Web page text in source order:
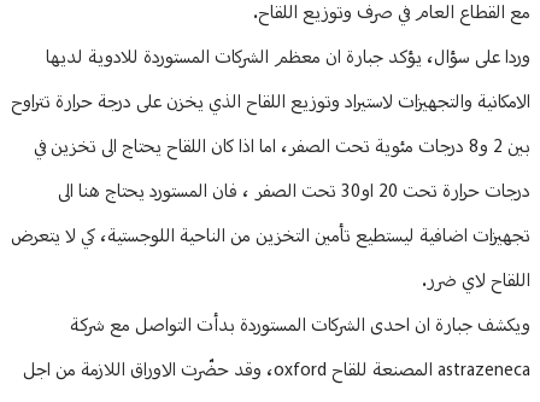
مع القطاع العام في صرف وتوزيع اللقاح.
وردا على سؤال، يؤكد جبارة ان معظم الشركات المستوردة للادوية لديها
الامكانية والتجهيزات لاستيراد وتوزيع اللقاح الذي يخزن على درجة حرارة تتراوح
بين 2 و8 درجات مئوية تحت الصفر، اما اذا كان اللقاح يحتاج الى تخزين في
درجات حرارة تحت 20 او30 تحت الصفر ، فان المستورد يحتاج هنا الى
تجهيزات اضافية ليستطيع تأمين التخزين من الناحية اللوجستية، كي لا يتعرض
اللقاح لاي ضرر.
ويكشف جبارة ان احدى الشركات المستوردة بدأت التواصل مع شركة
astrazeneca المصنعة للقاح oxford، وقد حضّرت الاوراق اللازمة من اجل